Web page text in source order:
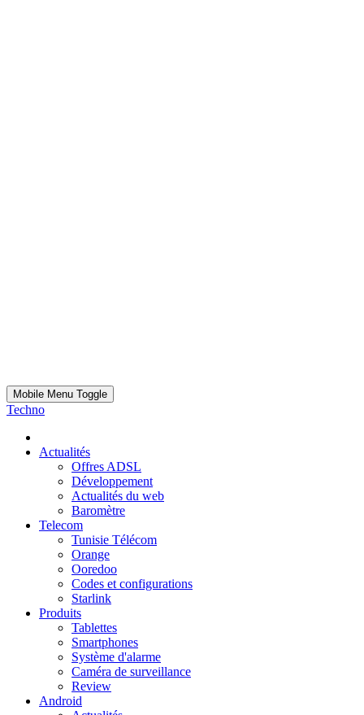
Mobile Menu Toggle
Techno
Actualités
Offres ADSL
Développement
Actualités du web
Baromètre
Telecom
Tunisie Télécom
Orange
Ooredoo
Codes et configurations
Starlink
Produits
Tablettes
Smartphones
Système d'alarme
Caméra de surveillance
Review
Android